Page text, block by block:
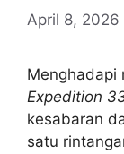
April 8, 2026
Menghadapi
Expedition
kesabaran
satu